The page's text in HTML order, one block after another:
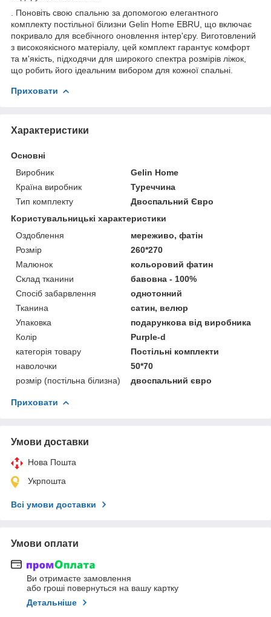
. Поновіть свою спальню за допомогою елегантного
комплекту постільної білизни Gelin Home EBRU, що включає
покривало для всебічного оновлення інтер'єру. Виготовлений
з високоякісного матеріалу, цей комплект гарантує комфорт
та м'якість, підходячи для широкого спектра розмірів ліжок,
що робить його ідеальним вибором для кожної спальні.
Приховати
Характеристики
Основні
Виробник
Gelin Home
Країна виробник
Туреччина
Тип комплекту
Двоспальний Євро
Користувальницькі характеристики
Оздоблення
мереживо, фатін
Розмір
260*270
Малюнок
кольоровий фатин
Склад тканини
бавовна - 100%
Спосіб забарвлення
однотонний
Тканина
сатин, велюр
Упаковка
подарункова від виробника
Колір
Purple-d
категорія товару
Постільні комплекти
наволочки
50*70
розмір (постільна білизна)
двоспальний євро
Приховати
Умови доставки
Нова Пошта
Укрпошта
Всі умови доставки
Умови оплати
Ви отримаєте замовлення
або гроші повернуться на вашу картку
Детальніше